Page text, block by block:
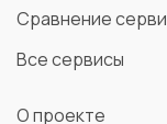
Сравнение
Все сервисы
О проекте